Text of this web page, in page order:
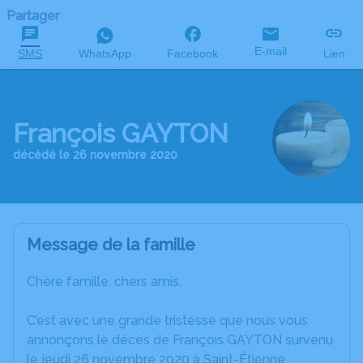
Partager
SMS WhatsApp Facebook E-mail Lien
François GAYTON
décédé le 26 novembre 2020
Message de la famille
Chère famille, chers amis,
C’est avec une grande tristesse que nous vous
annonçons le décès de François GAYTON survenu
le jeudi 26 novembre 2020 à Saint-Étienne.